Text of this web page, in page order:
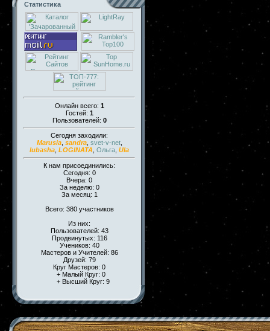
Статистика
Онлайн всего: 1
Гостей: 1
Пользователей: 0
Сегодня заходили:
Marusia, sandra, svet-v-net,
lubasha LOGINATA Ольга Ula
К нам присоединились:
Сегодня: 0
Вчера: 0
За неделю: 0
За месяц: 1
Всего: 380 участников
Из них:
Пользователей: 43
Продвинутых: 116
Учеников: 40
Мастеров и Учителей: 86
Друзей: 79
Круг Мастеров: 0
+ Малый Круг: 0
+ Высший Круг: 9